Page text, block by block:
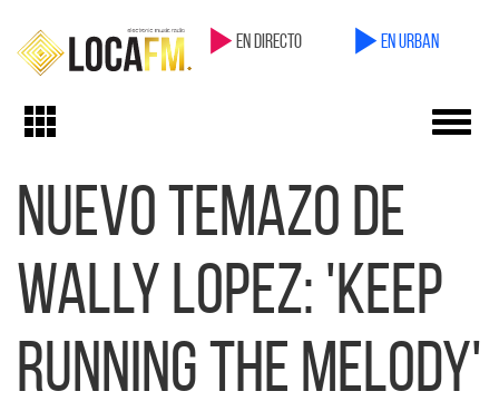
en directo en Urban
Toggle
Nuevo temazo de
Wally Lopez: 'Keep
Running The Melody'